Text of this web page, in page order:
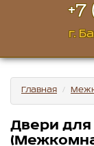
г.
Главная
Двери